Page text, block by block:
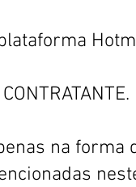
na forma